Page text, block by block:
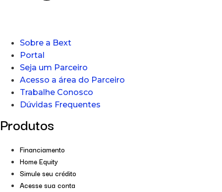
Sobre a Bext
Portal
Seja um Parceiro
Acesso a área do Parceiro
Trabalhe Conosco
Dúvidas Frequentes
Produtos
Financiamento
Home Equity
Simule seu crédito
Acesse sua conta